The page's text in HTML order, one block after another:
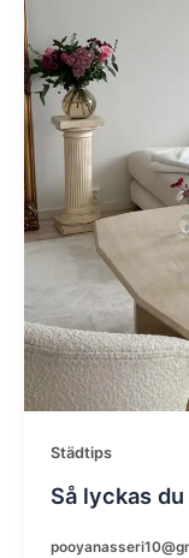
Städtips
Så lyckas